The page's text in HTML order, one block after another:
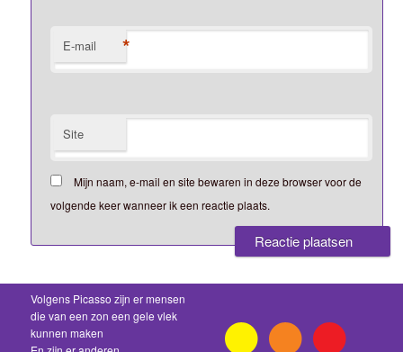
E-mail *
Site
Mijn naam, e-mail en site bewaren in deze browser voor de
volgende keer wanneer ik een reactie plaats.
Volgens Picasso zijn er mensen
die van een zon een gele vlek
kunnen maken